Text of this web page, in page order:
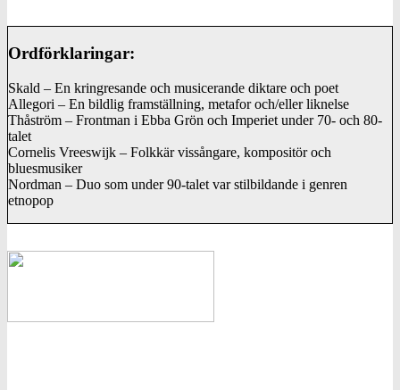
Ordförklaringar:
Skald – En kringresande och musicerande diktare och poet
Allegori – En bildlig framställning, metafor och/eller liknelse
Thåström – Frontman i Ebba Grön och Imperiet under 70- och 80-
talet
Cornelis Vreeswijk – Folkkär vissångare, kompositör och
bluesmusiker
Nordman – Duo som under 90-talet var stilbildande i genren
etnopop